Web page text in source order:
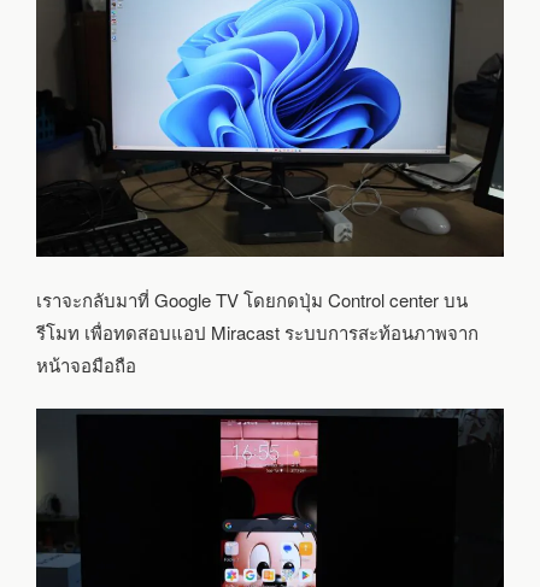
เราจะกลับมาที่ Google TV โดยกดปุ่ม Control center บน
รีโมท เพื่อทดสอบแอป Miracast ระบบการสะท้อนภาพจาก
หน้าจอมือถือ